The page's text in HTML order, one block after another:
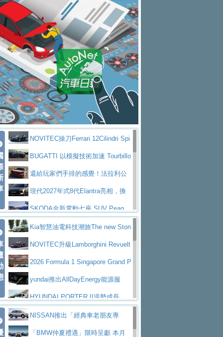
全輔助科技
ntis四品牌經銷權，全新多品牌旗艦展示中
心開幕啟用
屏東特搜大隊再添新利器 SITRAK
救助器材車買氣不衰、SUZUKI經銷商勇於開啟
全新大店，新北都鈴木占地500坪土城旗艦
展示中心開幕
2025第七屆ISUZU運轉職人挑戰賽
熱血登場 展現極致車技與專業職人精神
H2GP世界總決賽圓滿落幕 台灣團
隊表現精彩淨零減碳指標性應用 純電動水泥預
拌車 消防車除了滅火裝備還需要什麼？
一探SITRAK “準” 消防車的究竟
大益金龍初試啼聲，汽柴油5噸貨車
不是對手正宗年鑑2025年全球自動車年鑑1月
下旬問世！2024第六屆ISUZU運轉職人挑戰賽
首度前進南台灣熱烈開戰
豪華電能休旅新星 Audi Q4 Sportba
ck 55 e-tron S lineScania Taiwan 逆風而行，加深力
道投資布局
休旅 87kWh電池續航超過600公里
全新BMW 318i Touring豪華旅行車
全台限量200台 進化現型
不等零關稅的紅利，Jeep品牌今日
起展開首批車交車
Volvo EX60 即將叩關，靜肅性、底
盤與數位介面搶先揭露
Audi Q9 將於 2026 年底上市 旗艦
大型 SUV 鎖定七人座豪華市場
BMW攜手漫威電影【蜘蛛人：重生
日】 Skoda 發表全新 Peaq 內裝：七人
座純電旗艦 SUV，行李廂最大可達 935 公
升
全新純電 Mercedes-Benz C 400 4
MATIC Electric 登場
奢華與科技大躍進，MAZDA全新3
代CX-5全方位進化提前亮相並展開預售94.9
萬起
馬自達公布 2027 年式 MX-5 更
新，新增 Yakudo 特別版
Skoda Peaq 發表全新電動動力系
統 最長續航逾 640 公里、支援雙向供電
BMW M2 首度導入 xDrive 四驅，
美國與瑞士需求成關鍵推手
The all-new T-Roc 魅力 自成焦點
Maserati GT2 Stradale「Tribute to
MC12」全球首度亮相
迎接 RANGE ROVER 品牌家族第
五位成員 全新 RANGE ROVER GT 預告登
場
造型華麗時尚、科技座艙再進化，P
eugeot 208小改款發表上市94.8萬起
NOVITEC操刀Ferrari 12Cilindri Spi
der 碳纖維空力、鍛造輪圈與Inconel排氣
上身
BUGATTI 以模擬技術加速 Tourbillo
n 動態開發還給玩家們手排的感覺！法拉利公
布12Cilidri Manaule手排超跑產品細節
現代2027年式8代Elantra亮相，換
裝更銳利的造型、更先進的資訊娛樂系統及
更高效的動力
SKODA全新電動七座 SUV Peaq
問世，擁有品牌史上最寬敞且豪華的座艙
AUDI推出首款高性能油電超跑Nuvo
lari，0到100公里加速2.6秒、極速350公里
／小時
百年三叉戟傳奇再啟程 Maserati 重
返 1000 Miglia 傳承競速榮耀
法拉利首款純電跑車Luce亮相，最
大馬力超過1000匹並具備530公里最大續航
里程
小車大空間、座艙科技更先進，SK
ODA發表全新純電跨界休旅Eipq祭平民化車
價89萬起
賓士AMG.EA專屬平台首作，Merc
edes-AMG 全新GT 4-Door Coupe全球首發
福斯推出首款GTI純電性能掀背ID.
Polo GTI，擁有226匹馬力和零百加速 6.8
Jaguar 公布四門 GT車款正式車名
Kia智慧油電科技潮旅The new Ston
ic 1-7月累計銷量創歷史新高
NOVITEC升級Lamborghini Revuelt
o 綜效輸出增至1,048匹
2026 Formula 1 Singapore Grand P
rix 新加坡大獎賽 Audi 極速之旅開放報名
yundai推出AllDayEnergy能源服
務 讓電動車化身行動儲能系統
HYUNDAI PORTER II逆勢成長，
勇奪中型貨車銷售冠軍
父親節霸氣獻禮！PGO 威力125 最
低入手價 $60,900 起 省油ｘ安全ｘ大空間
福斯商旅挺頭家 推出「德系質感 精
NISSAN推出「經典車老朋友專
案」 以匠人精神煥新珍品座駕
「BMW仲夏禮遇」限時呈獻 本月